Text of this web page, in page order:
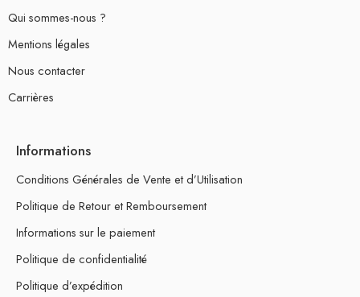
Qui sommes-nous ?
Mentions légales
Nous contacter
Carrières
Informations
Conditions Générales de Vente et d’Utilisation
Politique de Retour et Remboursement
Informations sur le paiement
Politique de confidentialité
Politique d’expédition